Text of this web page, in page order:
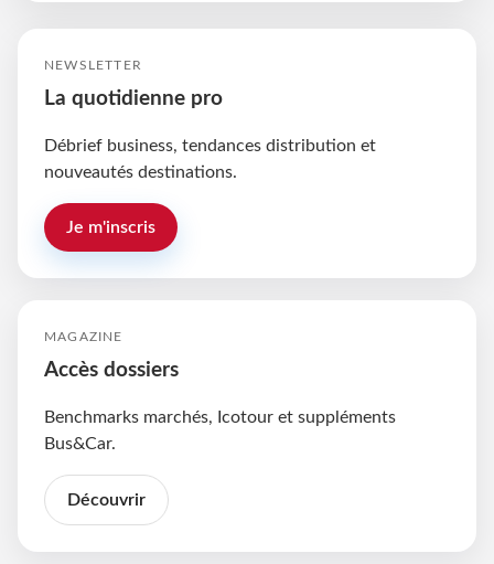
NEWSLETTER
La quotidienne pro
Débrief business, tendances distribution et
nouveautés destinations.
Je m'inscris
MAGAZINE
Accès dossiers
Benchmarks marchés, Icotour et suppléments
Bus&Car.
Découvrir